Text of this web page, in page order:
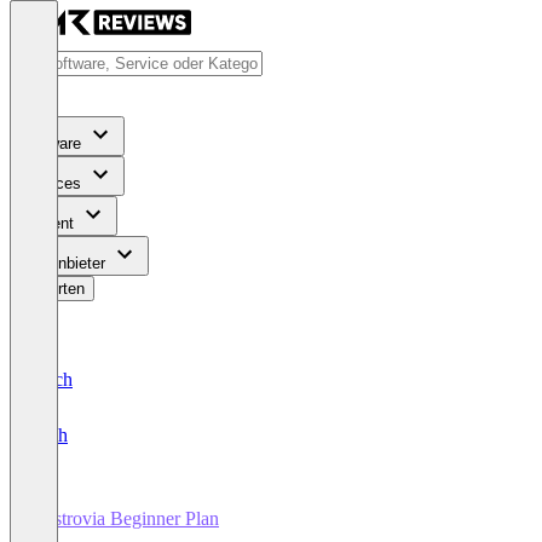
Software
Services
Content
Für Anbieter
Bewerten
Deutsch
English
Gastrovia Beginner Plan